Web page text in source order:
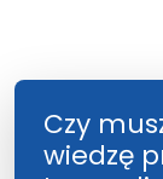
Czy
wiedzę